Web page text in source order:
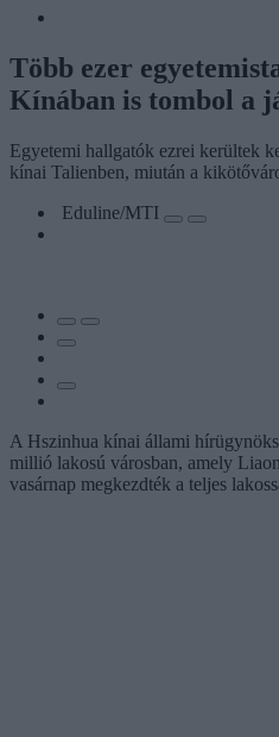
Több ezer
Kínában is tombol a
Egyetemi hallgatók ezrei kerültek
kínai Talienben, miután a
Eduline/MTI
A Hszinhua kínai állami
millió lakosú városban, amely
vasárnap megkezdték a teljes